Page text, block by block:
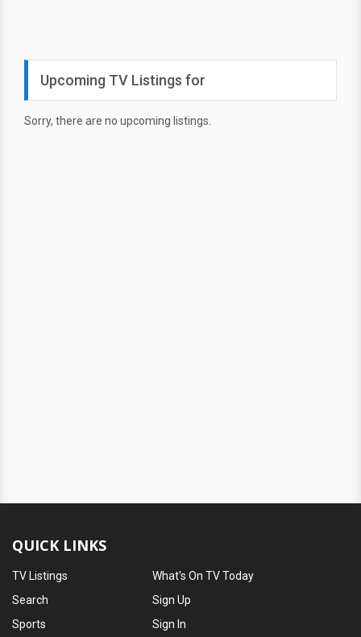
Upcoming TV Listings for
Sorry, there are no upcoming listings.
QUICK LINKS
TV Listings
Search
Sports
What's On TV Today
Sign Up
Sign In